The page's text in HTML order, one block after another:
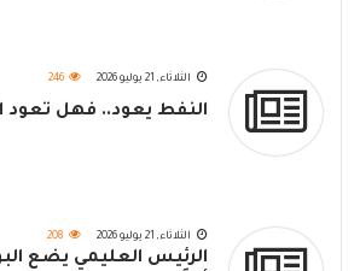
الثلاثاء, 21 يوليو 2026 246
النفط يعود.. فهل تعود
الثلاثاء, 21 يوليو 2026 208
الرئيس العليمي يضع